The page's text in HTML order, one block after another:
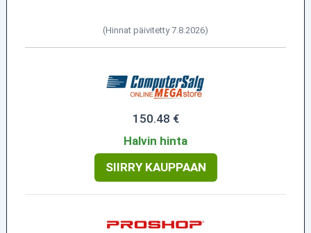
(Hinnat päivitetty 7.8.2026)
150.48 €
Halvin hinta
SIIRRY KAUPPAAN